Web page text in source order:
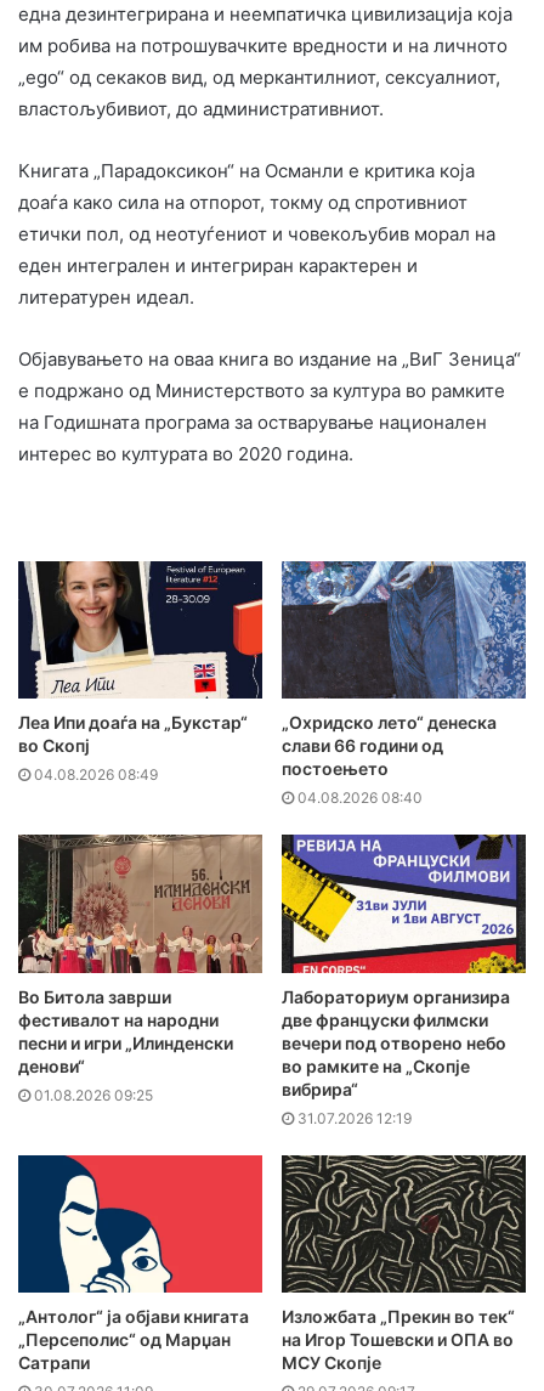
една дезинтегрирана и неемпатичка цивилизација која
им робива на потрошувачките вредности и на личното
„ego“ од секаков вид, од меркантилниот, сексуалниот,
властољубивиот, до административниот.
Книгата „Парадоксикон“ на Османли е критика која
доаѓа како сила на отпорот, токму од спротивниот
етички пол, од неотуѓениот и човекољубив морал на
еден интегрален и интегриран карактерен и
литературен идеал.
Објавувањето на оваа книга во издание на „ВиГ Зеница“
е подржано од Министерството за култура во рамките
на Годишната програма за остварување национален
интерес во културата во 2020 година.
Леа Ипи доаѓа на „Букстар“
во Скопј
04.08.2026 08:49
„Охридско лето“ денеска
слави 66 години од
постоењето
04.08.2026 08:40
Во Битола заврши
фестивалот на народни
песни и игри „Илинденски
денови“
01.08.2026 09:25
Лабораториум организира
две француски филмски
вечери под отворено небо
во рамките на „Скопје
вибрира“
31.07.2026 12:19
„Антолог“ ја објави книгата
„Персеполис“ од Марџан
Сатрапи
Изложбата „Прекин во тек“
на Игор Тошевски и ОПА во
МСУ Скопје